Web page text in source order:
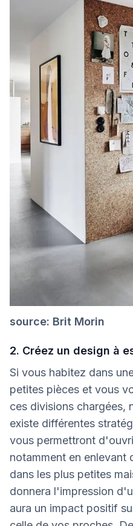
source: Brit Morin
2. Créez un design à
Si vous habitez dans
petites pièces et vous
ces divisions chargées,
existe différentes
vous permettront
notamment en enlevant
dans les plus petites
donnera l'impression
aura un impact positif